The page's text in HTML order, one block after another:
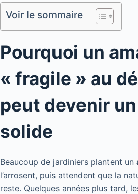
Voir le sommaire
Pourquoi un
« fragile » au
peut devenir
solide
Beaucoup de jardiniers plantent un
l’arrosent, puis attendent que la
reste. Quelques années plus tard,